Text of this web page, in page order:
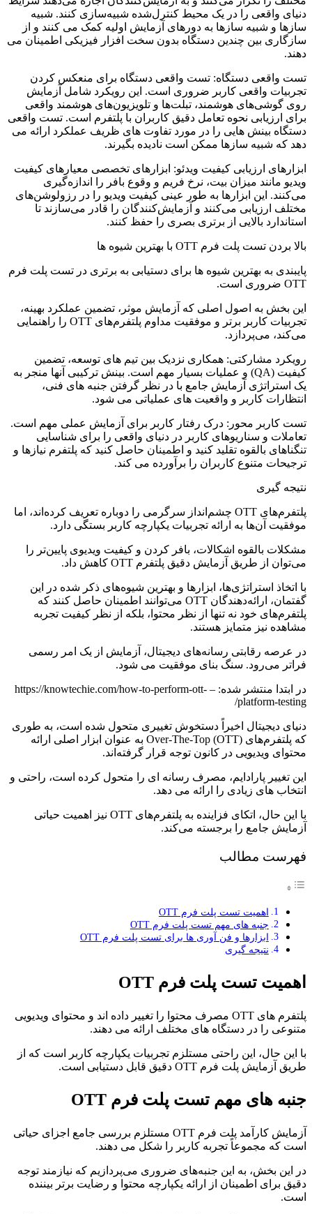
دنیای واقعی را در یک محیط کنترل‌شده شبیه‌سازی کنند. شبیه
سازها و شبیه سازها به دورهای آزمایش اولیه کمک می کنند و از
سازگاری بین چندین دستگاه بدون سخت افزار فیزیکی اطمینان می
دهند.
تست واقعی دستگاه: تست واقعی دستگاه برای منعکس کردن
تجربیات واقعی کاربر ضروری است. این رویکرد شامل آزمایش
روی گوشی‌های هوشمند، تبلت‌ها و تلویزیون‌های هوشمند واقعی
برای ارزیابی نحوه تعامل دقیق کاربران با پلتفرم است. تست واقعی
دستگاه بینش هایی را در مورد تفاوت های ظریف عملکرد ارائه می
دهد که شبیه سازها ممکن است نادیده بگیرند.
ابزارهای ارزیابی کیفیت ویدئو: ابزارهای تخصصی معیارهای کیفیت
ویدیو مانند میزان بیت، نرخ فریم و وقوع بافر را اندازه‌گیری
می‌کنند. این ابزارها به طور عینی کیفیت ویدیو را در رزولوشن‌های
مختلف ارزیابی می‌کنند و آزمایش‌کنندگان را قادر می‌سازند تا
استاندارد بالایی از برتری بصری را حفظ کنند.
بالا بردن تست پلت فرم OTT با بهترین شیوه ها
پایبندی به بهترین شیوه ها برای دستیابی به برتری در تست پلت فرم
OTT ضروری است.
این بخش به اصول اصلی که آزمایش موثر، تضمین عملکرد بهینه،
تجربیات کاربر برتر و موفقیت مداوم پلتفرم‌های OTT را راهنمایی
می‌کند، می‌پردازد.
رویکرد مشارکتی: همکاری نزدیک بین تیم های توسعه، تضمین
کیفیت (QA) و عملیات بسیار مهم است. بینش ترکیبی آنها منجر به
یک استراتژی آزمایش جامع با در نظر گرفتن جنبه های فنی،
انتظارات کاربر و واقعیت های عملیاتی می شود.
تست کاربر محور: درک رفتار کاربر برای آزمایش عملی مهم است.
تعاملات و سناریوهای کاربر در دنیای واقعی را برای شناسایی
تنگناهای بالقوه تقلید کنید و اطمینان حاصل کنید که پلتفرم نیازها و
ترجیحات متنوع کاربران را برآورده می کند.
نتیجه گیری
پلتفرم‌های OTT چشم‌انداز سرگرمی را دوباره تعریف کرده‌اند، اما
موفقیت آن‌ها به ارائه تجربیات یکپارچه کاربر بستگی دارد.
مشکلات بالقوه اشکالات، بافر کردن و کیفیت ویدیوی پایین‌تر را
می‌توان از طریق آزمایش دقیق پلتفرم OTT کاهش داد.
با اتخاذ استراتژی‌ها، ابزارها و بهترین شیوه‌های ذکر شده در این
گفتمان، ارائه‌دهندگان OTT می‌توانند اطمینان حاصل کنند که
پلتفرم‌های خود نه تنها از نظر محتوا، بلکه از نظر کیفیت تجربه
مشاهده نیز متمایز هستند.
در عرصه رقابتی رسانه‌های دیجیتال، آزمایش از یک امر رسمی
فراتر می‌رود. سنگ بنای موفقیت می شود.
در ابتدا منتشر شده: – https://knowtechie.com/how-to-perform-ott-
platform-testing/
دنیای دیجیتال اخیراً دستخوش تغییری متحول شده است، به طوری
که پلتفرم‌های Over-The-Top (OTT) به عنوان ابزار اصلی ارائه
محتوای ویدیویی در کانون توجه قرار گرفته‌اند.
این تغییر پارادایم، مصرف رسانه ای را متحول کرده است، راحتی و
انتخاب های زیادی را ارائه می دهد.
با این حال، اتکای فزاینده به پلتفرم‌های OTT نیز اهمیت حیاتی
آزمایش جامع را برجسته می‌کند.
فهرست مطالب
اهمیت تست پلت فرم OTT
جنبه های مهم تست پلت فرم OTT
ابزارها و فن آوری ها برای تست پلت فرم OTT
نتیجه گیری
اهمیت تست پلت فرم OTT
پلتفرم های OTT مصرف محتوا را تغییر داده اند و محتوای ویدیویی
متنوعی را در دستگاه های مختلف ارائه می دهند.
با این حال، این راحتی مستلزم تجربیات یکپارچه کاربر است که از
طریق آزمایش پلت فرم OTT دقیق قابل دستیابی است.
جنبه های مهم تست پلت فرم OTT
آزمایش کارآمد پلت فرم OTT مستلزم بررسی جامع اجزای حیاتی
است که مجموعاً تجربه کاربر را شکل می دهند.
در این بخش، به این جنبه‌های ضروری می‌پردازیم که نیازمند توجه
دقیق برای اطمینان از ارائه یکپارچه محتوا و رضایت برتر بیننده
است.